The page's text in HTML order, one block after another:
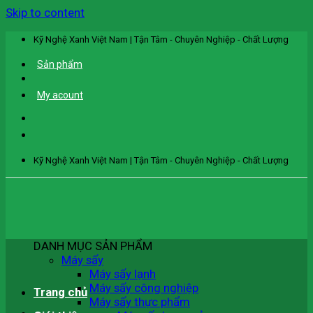
Skip to content
Kỹ Nghệ Xanh Việt Nam | Tận Tâm - Chuyên Nghiệp - Chất Lượng
Sản phẩm
My acount
Kỹ Nghệ Xanh Việt Nam | Tận Tâm - Chuyên Nghiệp - Chất Lượng
DANH MỤC SẢN PHẨM
Máy sấy
Máy sấy lạnh
Máy sấy công nghiệp
Máy sấy thực phẩm
Trang chủ